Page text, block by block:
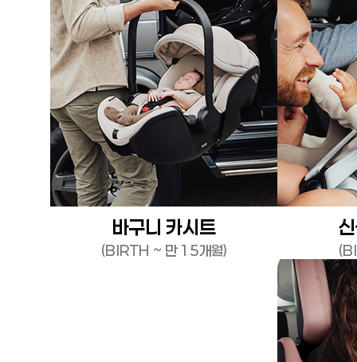
바구니 카시트
(BIRTH ~ 만 15개월)